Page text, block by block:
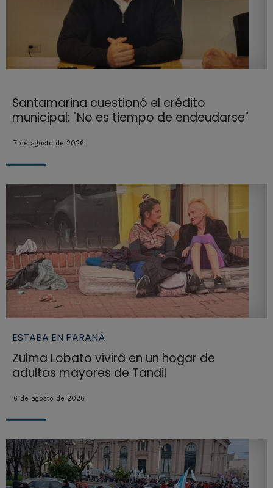
Santamarina cuestionó el crédito
municipal: "No es tiempo de endeudarse"
7 de agosto de 2026
ESTABA EN PARANÁ
Zulma Lobato vivirá en un hogar de
adultos mayores de Tandil
6 de agosto de 2026